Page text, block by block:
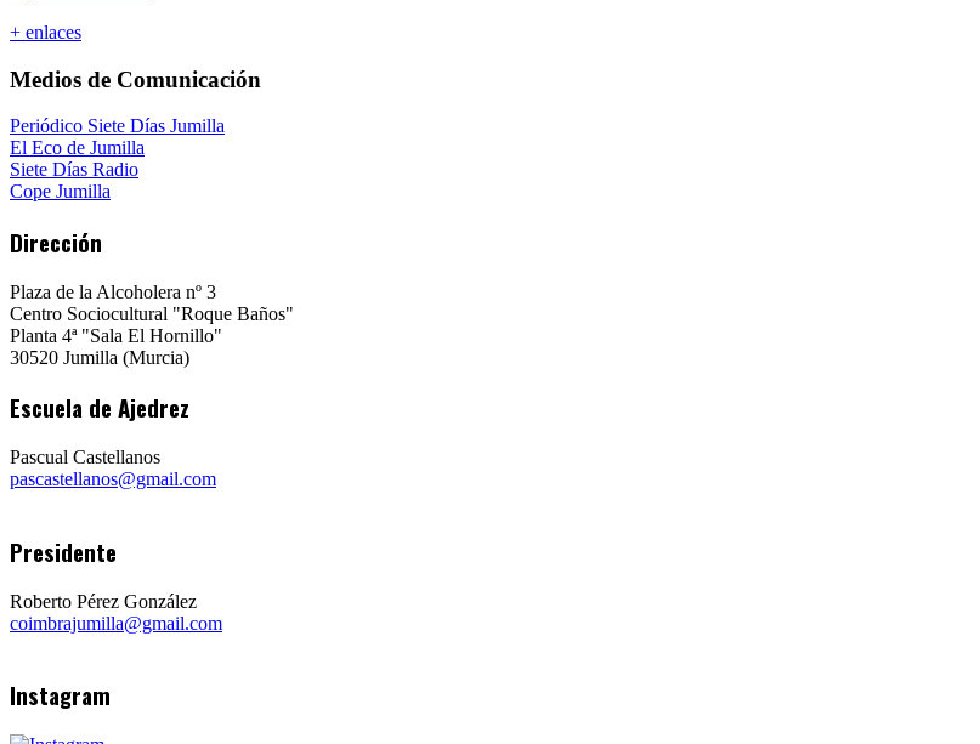
+ enlaces
Medios de Comunicación
Periódico Siete Días Jumilla
El Eco de Jumilla
Siete Días Radio
Cope Jumilla
Dirección
Plaza de la Alcoholera nº 3
Centro Sociocultural "Roque Baños"
Planta 4ª "Sala El Hornillo"
30520 Jumilla (Murcia)
Escuela de Ajedrez
Pascual Castellanos
pascastellanos@gmail.com
Presidente
Roberto Pérez González
coimbrajumilla@gmail.com
Instagram